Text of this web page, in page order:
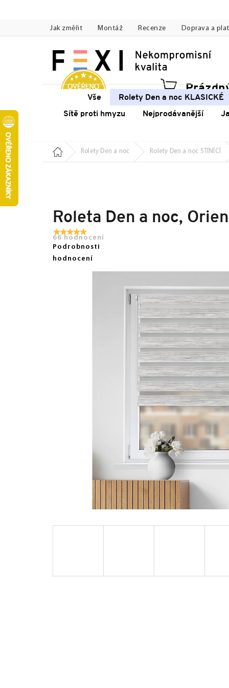
Jak změřit Montáž Recenze Doprava a
Vše Rolety Den a noc KLASICKÉ
Sítě proti hmyzu
Nejprodávanější
Domů Rolety Den a noc Rolety Den a noc STÍNÍCÍ
Roleta Den a noc,
66 hodnocení
Podrobnosti
hodnocení